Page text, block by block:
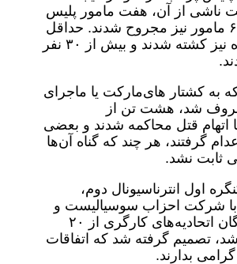
ناشی از آن، هفت مامور پلیس
جان باختند و ۶۷ مامور نیز مجروح شدند. حداقل
۴ اعتصاب‌کننده نیز کشته شدند و بیش از ۳۰ نفر
به کشتار های‌مارکت یا ماجرای
شد، هشت تن از
اتهام قتل محاکمه شدند و بعضی
گرفتند، هر چند که گناه آن‌ها
ثابت نشد.
در کنگره اول انترناسیونال دوم،
شرکت احزاب سوسیالیست و
کارگر و نمایندگان اتحادیه‌های کارگری از ۲۰
تصمیم گرفته شد که اتفاقات
بدارند.